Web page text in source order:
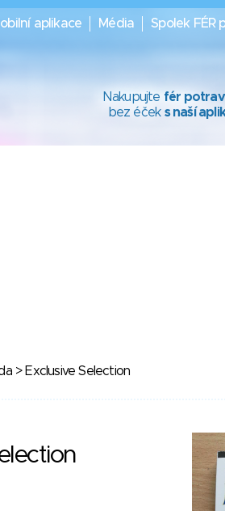
aplikace Média Spolek FÉR
Nakupujte fér
bez éček s naší
> Exclusive Selection